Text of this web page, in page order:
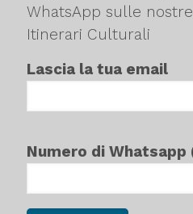
WhatsApp sulle nostre
Itinerari Culturali
Lascia la tua email
Numero di Whatsapp